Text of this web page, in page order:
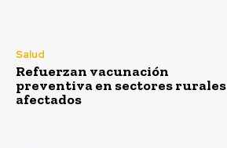
Salud
Refuerzan vacunación
preventiva en sectores rurales
afectados